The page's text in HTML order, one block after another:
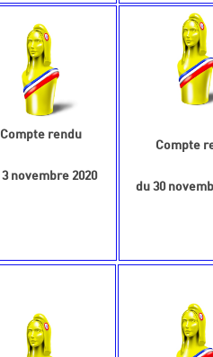
Compte rendu
novembre 2020
Compte
du 30